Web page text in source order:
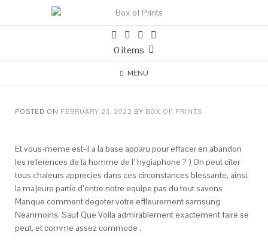
0 items
MENU
POSTED ON FEBRUARY 23, 2022 BY BOX OF PRINTS
Et vous-meme est-il a la base apparu pour effacer en abandon
les references de la homme de l’ hygiaphone ? ) On peut citer
tous chaleurs apprecies dans ces circonstances blessante, ainsi,
la majeure partie d’entre notre equipe pas du tout savons
Manque comment degoter votre effleurement samsung
Neanmoins. Sauf Que Voila admirablement exactement faire se
peut, et comme assez commode .